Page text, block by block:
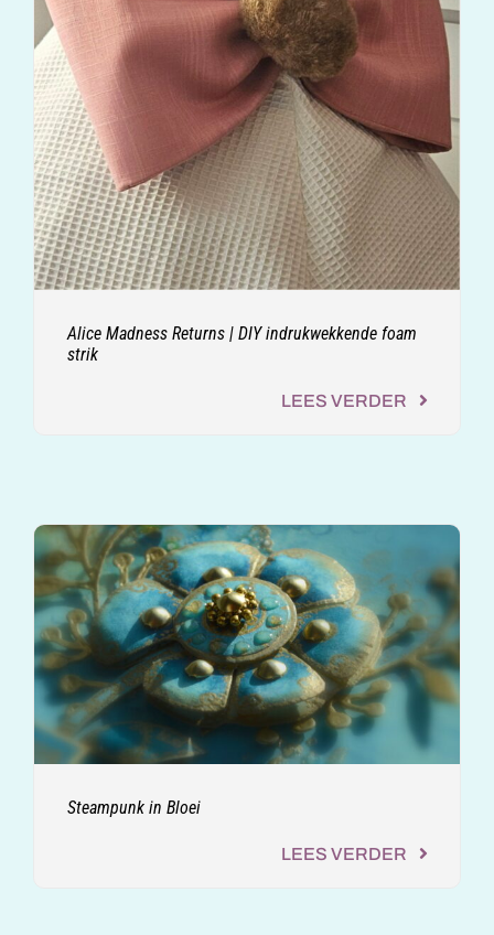
Alice Madness Returns | DIY indrukwekkende foam
strik
LEES VERDER
Steampunk in Bloei
LEES VERDER